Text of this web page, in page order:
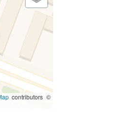
contributors ©